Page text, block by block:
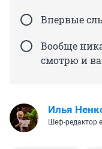
Впервые
Вообще
смотрю и
Илья
Шеф-редактор